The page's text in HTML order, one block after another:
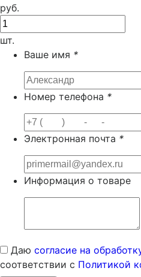
руб.
шт.
Ваше имя *
Номер телефона *
Электронная почта *
Информация о товаре
Даю согласие на
соответствии с Политикой